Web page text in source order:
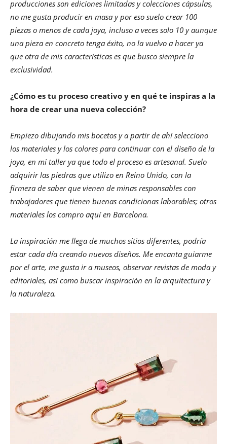
producciones son ediciones limitadas y colecciones cápsulas,
no me gusta producir en masa y por eso suelo crear 100
piezas o menos de cada joya, incluso a veces solo 10 y aunque
una pieza en concreto tenga éxito, no la vuelvo a hacer ya
que otra de mis características es que busco siempre la
exclusividad.
¿Cómo es tu proceso creativo y en qué te inspiras a la
hora de crear una nueva colección?
Empiezo dibujando mis bocetos y a partir de ahí selecciono
los materiales y los colores para continuar con el diseño de la
joya, en mi taller ya que todo el proceso es artesanal. Suelo
adquirir las piedras que utilizo en Reino Unido, con la
firmeza de saber que vienen de minas responsables con
trabajadores que tienen buenas condicionas laborables; otros
materiales los compro aquí en Barcelona.
La inspiración me llega de muchos sitios diferentes, podría
estar cada día creando nuevos diseños. Me encanta guiarme
por el arte, me gusta ir a museos, observar revistas de moda y
editoriales, así como buscar inspiración en la arquitectura y
la naturaleza.